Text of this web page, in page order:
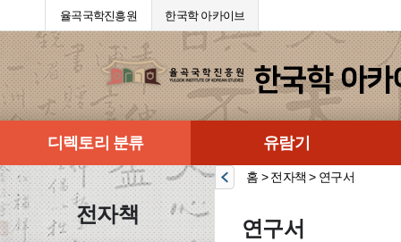
율곡국학진흥원 한국학 아카이브
디렉토리 분류 유람기
전자책
홈 > 전자책 > 연구서
연구서